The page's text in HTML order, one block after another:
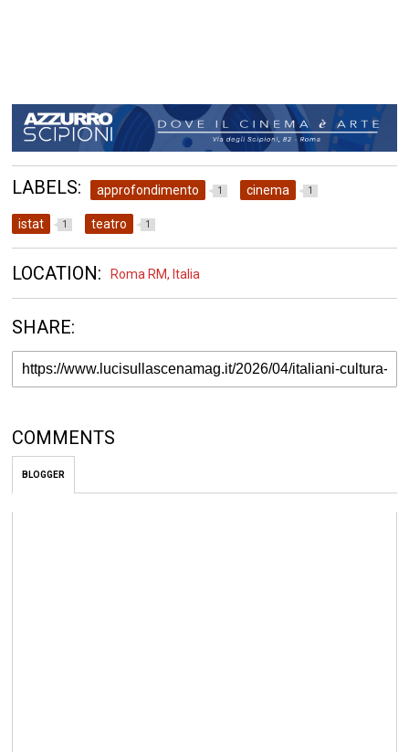
LABELS: approfondimento 1 cinema 1
istat 1 teatro 1
LOCATION: Roma RM, Italia
SHARE:
COMMENTS
BLOGGER